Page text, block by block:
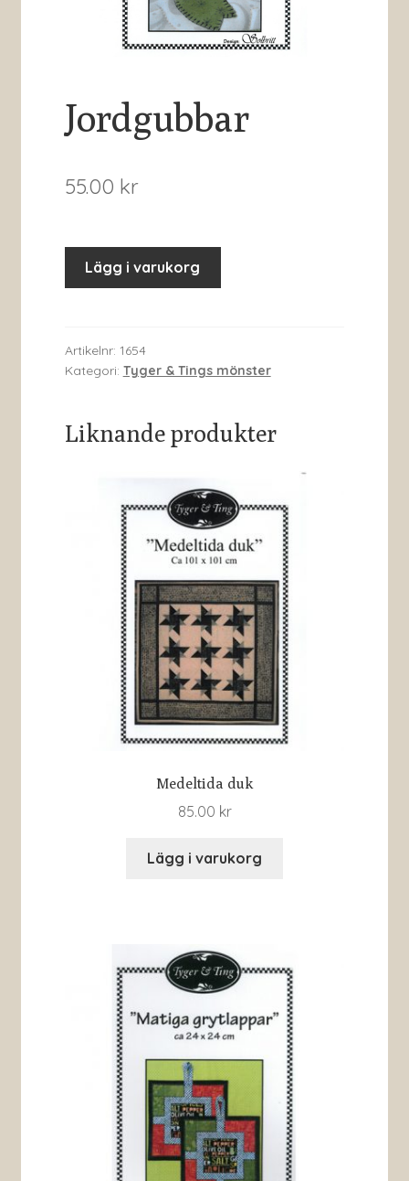
Jordgubbar
55.00 kr
Lägg i varukorg
Artikelnr: 1654
Kategori: Tyger & Tings mönster
Liknande produkter
Medeltida duk
85.00 kr
Lägg i varukorg